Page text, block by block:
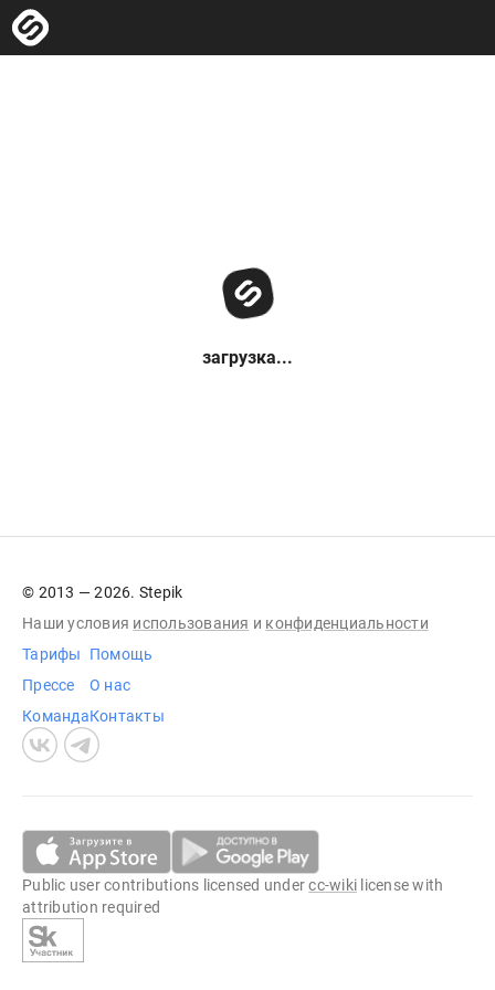
загрузка...
© 2013 — 2026. Stepik
Наши условия использования и конфиденциальности
Тарифы
Прессе
Команда
Помощь
О нас
Контакты
Public user contributions licensed undercc-wiki license with
attribution required